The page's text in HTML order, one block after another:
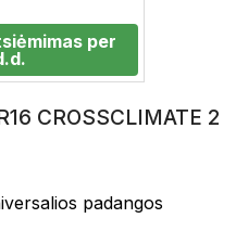
per
CROSSCLIMATE 2
padangos